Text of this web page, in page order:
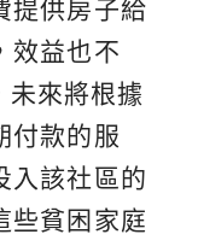
提供房子給
效益也不
來將根據
付款的服
入該社區的
些貧困家庭